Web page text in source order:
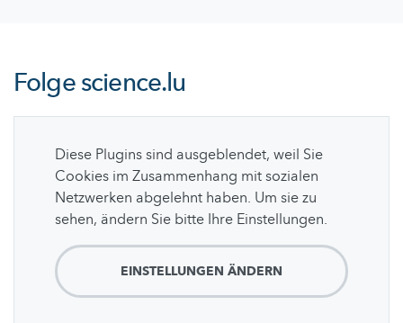
Folgescience.lu
Diese Plugins sind ausgeblendet, weil Sie
Cookies im Zusammenhang mit sozialen
Netzwerken abgelehnt haben. Um sie zu
sehen, ändern Sie bitte Ihre Einstellungen.
EINSTELLUNGEN ÄNDERN